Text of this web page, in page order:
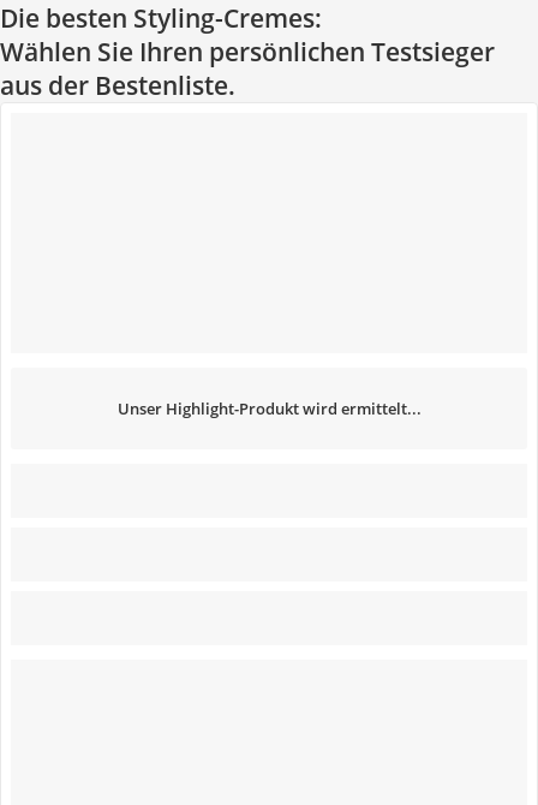
Die besten Styling-Cremes:
Wählen Sie Ihren persönlichen Testsieger
aus der Bestenliste.
Unser Highlight-Produkt wird ermittelt...